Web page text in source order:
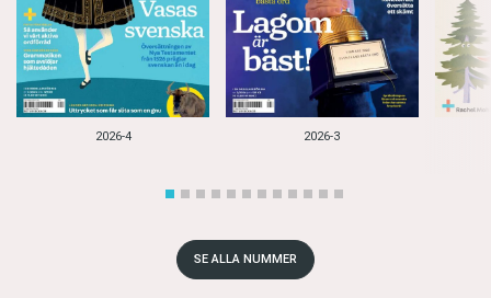
2026-4 2026-3
SE ALLA NUMMER